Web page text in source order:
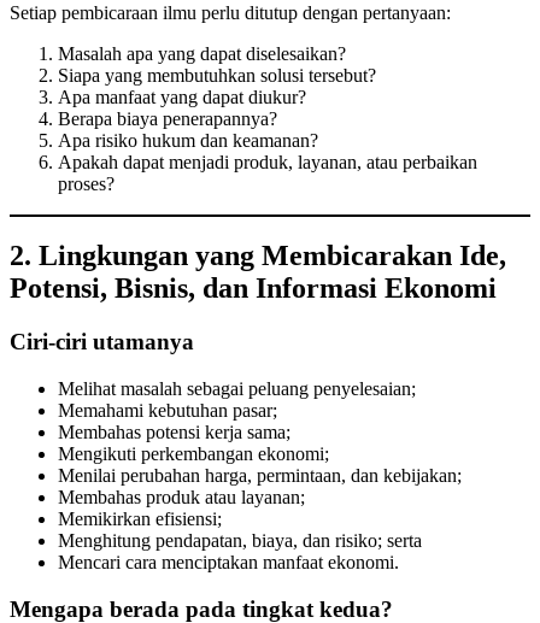
Setiap pembicaraan ilmu perlu ditutup dengan pertanyaan:
Masalah apa yang dapat diselesaikan?
Siapa yang membutuhkan solusi tersebut?
Apa manfaat yang dapat diukur?
Berapa biaya penerapannya?
Apa risiko hukum dan keamanan?
Apakah dapat menjadi produk, layanan, atau perbaikan
proses?
2. Lingkungan yang Membicarakan Ide,
Potensi, Bisnis, dan Informasi Ekonomi
Ciri-ciri utamanya
Melihat masalah sebagai peluang penyelesaian;
Memahami kebutuhan pasar;
Membahas potensi kerja sama;
Mengikuti perkembangan ekonomi;
Menilai perubahan harga, permintaan, dan kebijakan;
Membahas produk atau layanan;
Memikirkan efisiensi;
Menghitung pendapatan, biaya, dan risiko; serta
Mencari cara menciptakan manfaat ekonomi.
Mengapa berada pada tingkat kedua?